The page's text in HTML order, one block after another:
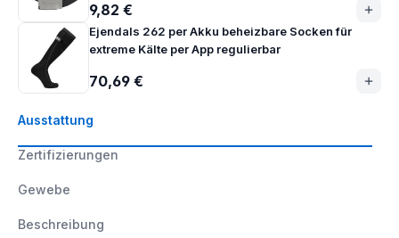
Ausstattung
Zertifizierungen
Gewebe
Beschreibung
9,82 €
Ejendals 262 per Akku beheizbare Socken für
extreme Kälte per App regulierbar
70,69 €